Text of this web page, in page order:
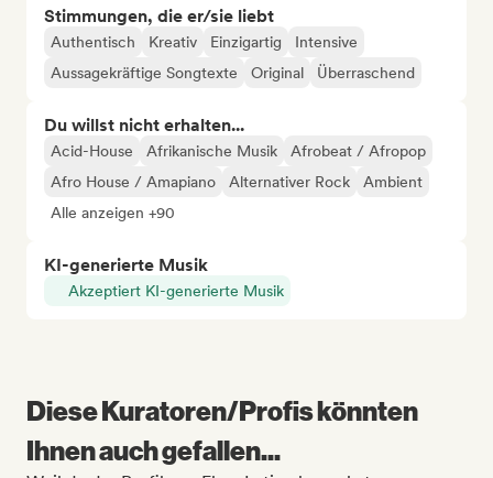
Stimmungen, die er/sie liebt
Authentisch Kreativ Einzigartig
Intensive
Aussagekräftige Songtexte
Original Überraschend
Du willst nicht erhalten...
Acid-House Afrikanische Musik
Afrobeat / Afropop
Afro House / Amapiano
Alternativer Rock
Ambient
Alle anzeigen +90
KI-generierte Musik
Akzeptiert KI-generierte Musik
Diese Kuratoren/Profis könnten
Ihnen auch gefallen...